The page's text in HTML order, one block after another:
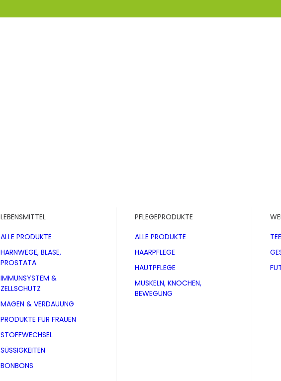
LEBENSMITTEL
ALLE PRODUKTE
HARNWEGE, BLASE,
PROSTATA
IMMUNSYSTEM &
ZELLSCHUTZ
MAGEN & VERDAUUNG
PRODUKTE FÜR FRAUEN
STOFFWECHSEL
SÜSSIGKEITEN
BONBONS
PFLEGEPRODUKTE
ALLE PRODUKTE
HAARPFLEGE
HAUTPFLEGE
MUSKELN, KNOCHEN,
BEWEGUNG